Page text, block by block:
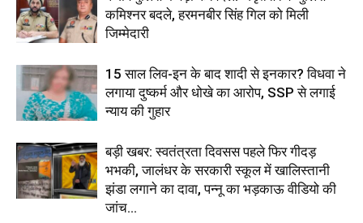
कमिश्नर बदले, हरमनबीर सिंह गिल को मिली
जिम्मेदारी
15 साल लिव-इन के बाद शादी से इनकार? विधवा ने
लगाया दुष्कर्म और धोखे का आरोप, SSP से लगाई
न्याय की गुहार
बड़ी खबर: स्वतंत्रता दिवसस पहले फिर गीदड़
भभकी, जालंधर के सरकारी स्कूल में खालिस्तानी
झंडा लगाने का दावा, पन्नू का भड़काऊ वीडियो की
जांच...